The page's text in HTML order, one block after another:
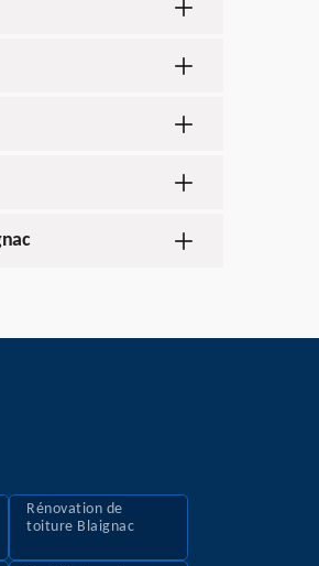
Rénovation de
toiture Blaignac